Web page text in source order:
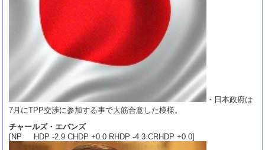
・日本政府は
7月にTPP交渉に参加する事で大筋合意した模様。
チャールズ・エバンズ
[NP HDP -2.9 CHDP +0.0 RHDP -4.3 CRHDP +0.0]